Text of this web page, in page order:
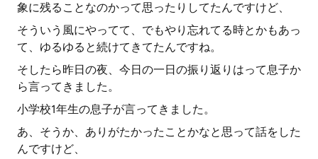
象に残ることなのかって思ったりしてたんですけど、
そういう風にやってて、でもやり忘れてる時とかもあっ
て、ゆるゆると続けてきてたんですね。
そしたら昨日の夜、今日の一日の振り返りはって息子か
ら言ってきました。
小学校1年生の息子が言ってきました。
あ、そうか、ありがたかったことかなと思って話をした
んですけど、